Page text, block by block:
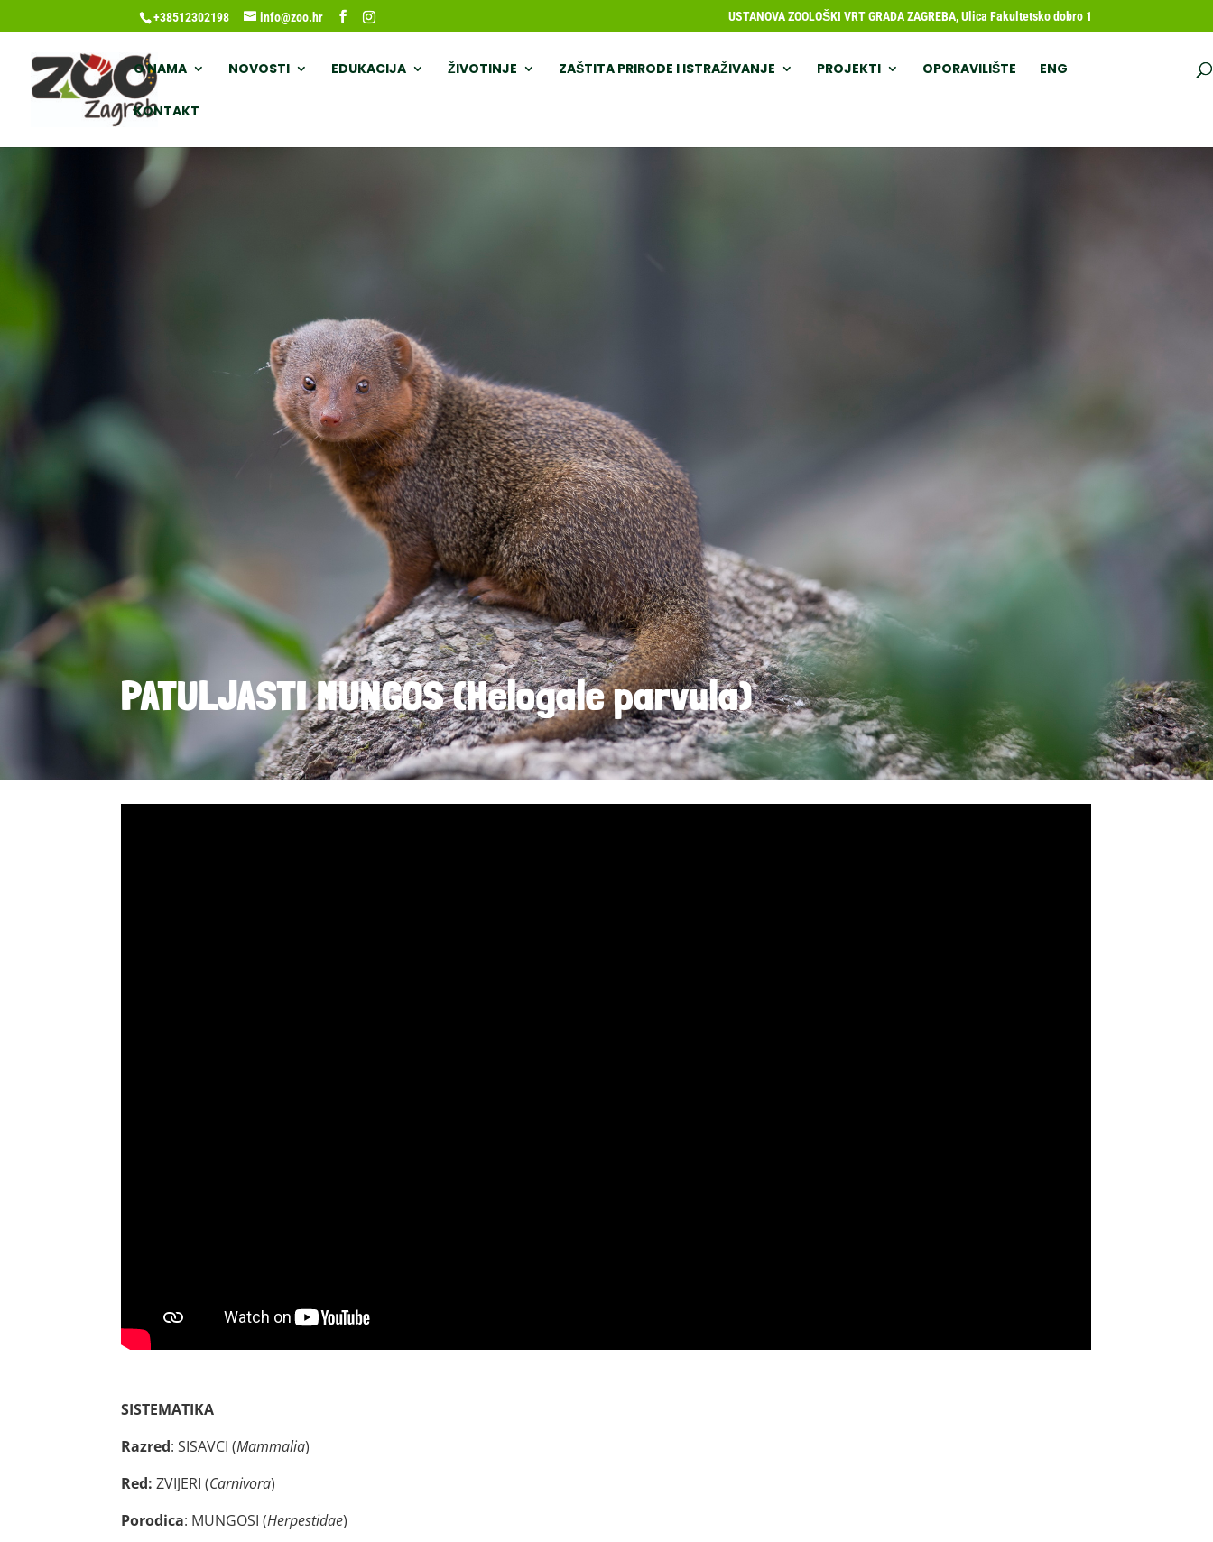
+38512302198 info@zoo.hr USTANOVA ZOOLOŠKI VRT GRADA ZAGREBA, Ulica Fakultetsko dobro 1
O NAMA NOVOSTI EDUKACIJA ŽIVOTINJE ZAŠTITA PRIRODE I ISTRAŽIVANJE PROJEKTI OPORAVILIŠTE ENG
KONTAKT
PATULJASTI MUNGOS (Helogale parvula)
SISTEMATIKA
Razred: SISAVCI (Mammalia)
Red: ZVIJERI (Carnivora)
Porodica: MUNGOSI (Herpestidae)